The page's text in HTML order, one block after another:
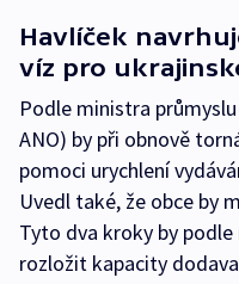
Havlíček
víz pro
Podle ministra
ANO) by při obnově
pomoci urychlení
Uvedl také, že obce by
Tyto dva kroky by
rozložit kapacity